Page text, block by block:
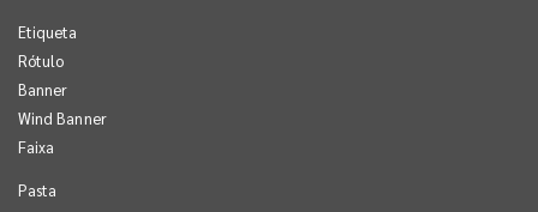
Etiqueta
Rótulo
Banner
Wind Banner
Faixa
Pasta